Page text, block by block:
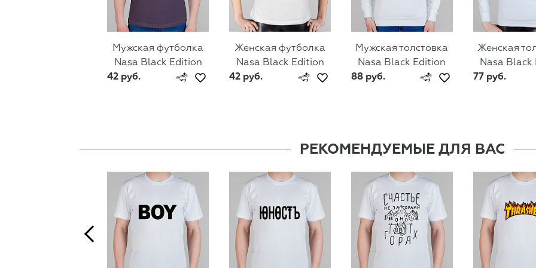
Мужская футболка
Nasa Black Edition
42 руб.
Женская футболка
Nasa Black Edition
42 руб.
Мужская толстовка
Nasa Black Edition
88 руб.
Женская
Nasa Black
77 руб.
РЕКОМЕНДУЕМЫЕ ДЛЯ ВАС